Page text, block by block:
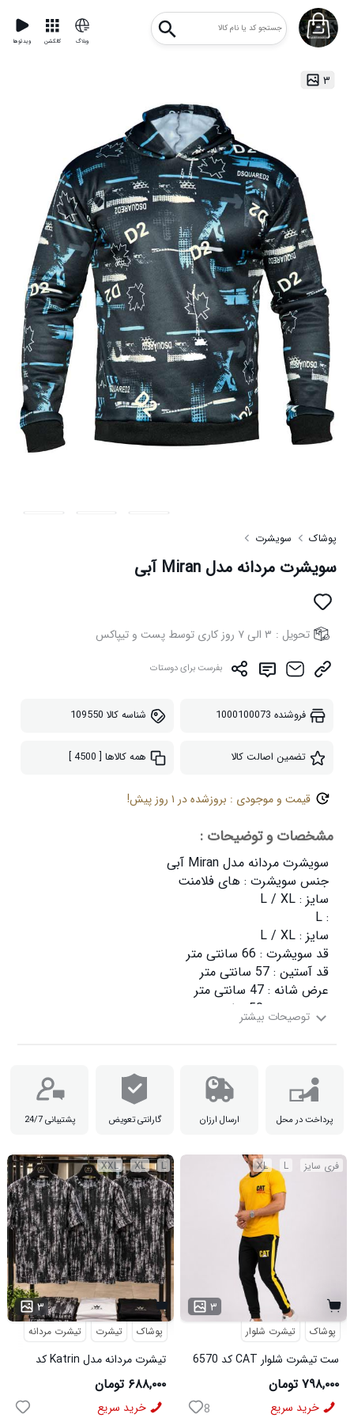
ویدئوها کالکشن وبلاگ
۳
پوشاک سویشرت
سویشرت مردانه مدل Miran آبی
تحویل : ۳ الی ۷ روز کاری توسط پست و تیپاکس
بفرست برای دوستات
فروشنده 1000100073 شناسه کالا 109550
تضمین اصالت کالا همه کالاها [ 4500 ]
قیمت و موجودی : بروزشده در ۱ روز پیش!
مشخصات و توضیحات :
XL :
عرض سینه : 55 سانتی متر
پرداخت در محل ارسال ارزان گارانتی تعویض پشتیبانی 24/7
L
XL
XXL
۳
پوشاک تیشرت تیشرت مردانه
تیشرت مردانه مدل Katrin کد
6579
۶۸۸,۰۰۰ تومان
خرید سریع
فری سایز L
XL
۳
پوشاک تیشرت شلوار
ست تیشرت شلوار CAT کد 6570
۷۹۸,۰۰۰ تومان
خرید سریع 8